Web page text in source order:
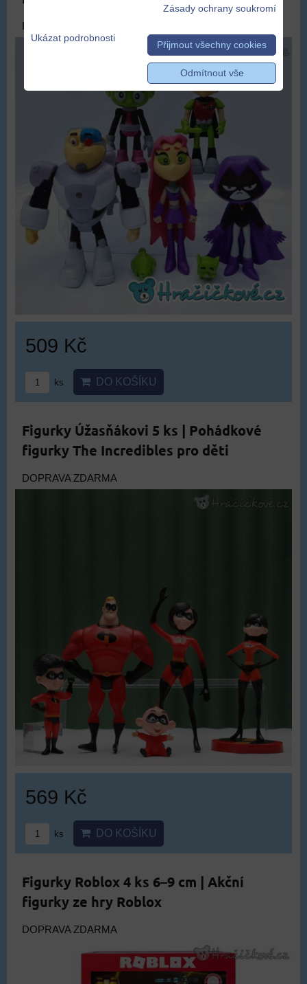
DOPRAVA ZDARMA
509 Kč
ks DO KOŠÍKU
Figurky Úžasňákovi 5 ks | Pohádkové
figurky The Incredibles pro děti
DOPRAVA ZDARMA
569 Kč
ks DO KOŠÍKU
Figurky Roblox 4 ks 6–9 cm | Akční
figurky ze hry Roblox
DOPRAVA ZDARMA
Zásady ochrany soukromí
Ukázat podrobnosti
Přijmout všechny cookies
Odmítnout vše